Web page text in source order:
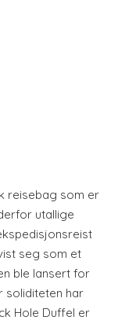
reisebag som er
utallige
seg som et
ble lansert for
soliditeten har
Hole Duffel er